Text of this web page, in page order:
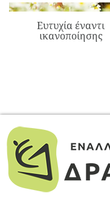
Ευτυχία έναντι
ικανοποίησης